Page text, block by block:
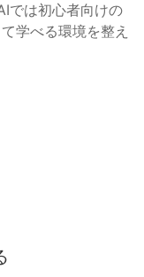
では初心者向けの
学べる環境を整え